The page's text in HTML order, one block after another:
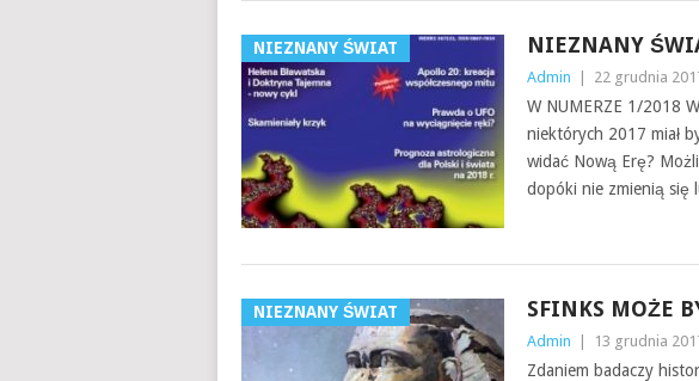
NIEZNANY ŚWIAT NIEZNANY
Admin 22 grudnia
W NUMERZE 1/​2018
niek­tórych 2017 miał
widać Nową Erę?
dopóki nie zmienią
NIEZNANY ŚWIAT SFINKS MOŻE
Admin 13 grudnia
Zdaniem badaczy